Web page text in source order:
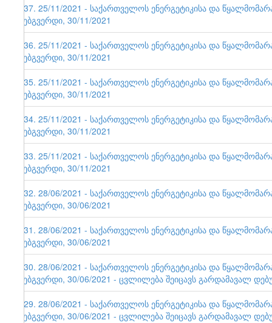
137. 25/11/2021 - საქართველოს ენერგეტიკისა და
ვებგვერდი, 30/11/2021
136. 25/11/2021 - საქართველოს ენერგეტიკისა და
ვებგვერდი, 30/11/2021
135. 25/11/2021 - საქართველოს ენერგეტიკისა და
ვებგვერდი, 30/11/2021
134. 25/11/2021 - საქართველოს ენერგეტიკისა და
ვებგვერდი, 30/11/2021
133. 25/11/2021 - საქართველოს ენერგეტიკისა და
ვებგვერდი, 30/11/2021
132. 28/06/2021 - საქართველოს ენერგეტიკისა და
ვებგვერდი, 30/06/2021
131. 28/06/2021 - საქართველოს ენერგეტიკისა და
ვებგვერდი, 30/06/2021
130. 28/06/2021 - საქართველოს ენერგეტიკისა და
ვებგვერდი, 30/06/2021 - ცვლილება შეიცავს გარდამავალ
129. 28/06/2021 - საქართველოს ენერგეტიკისა და
ვებგვერდი, 30/06/2021 - ცვლილება შეიცავს გარდამავალ